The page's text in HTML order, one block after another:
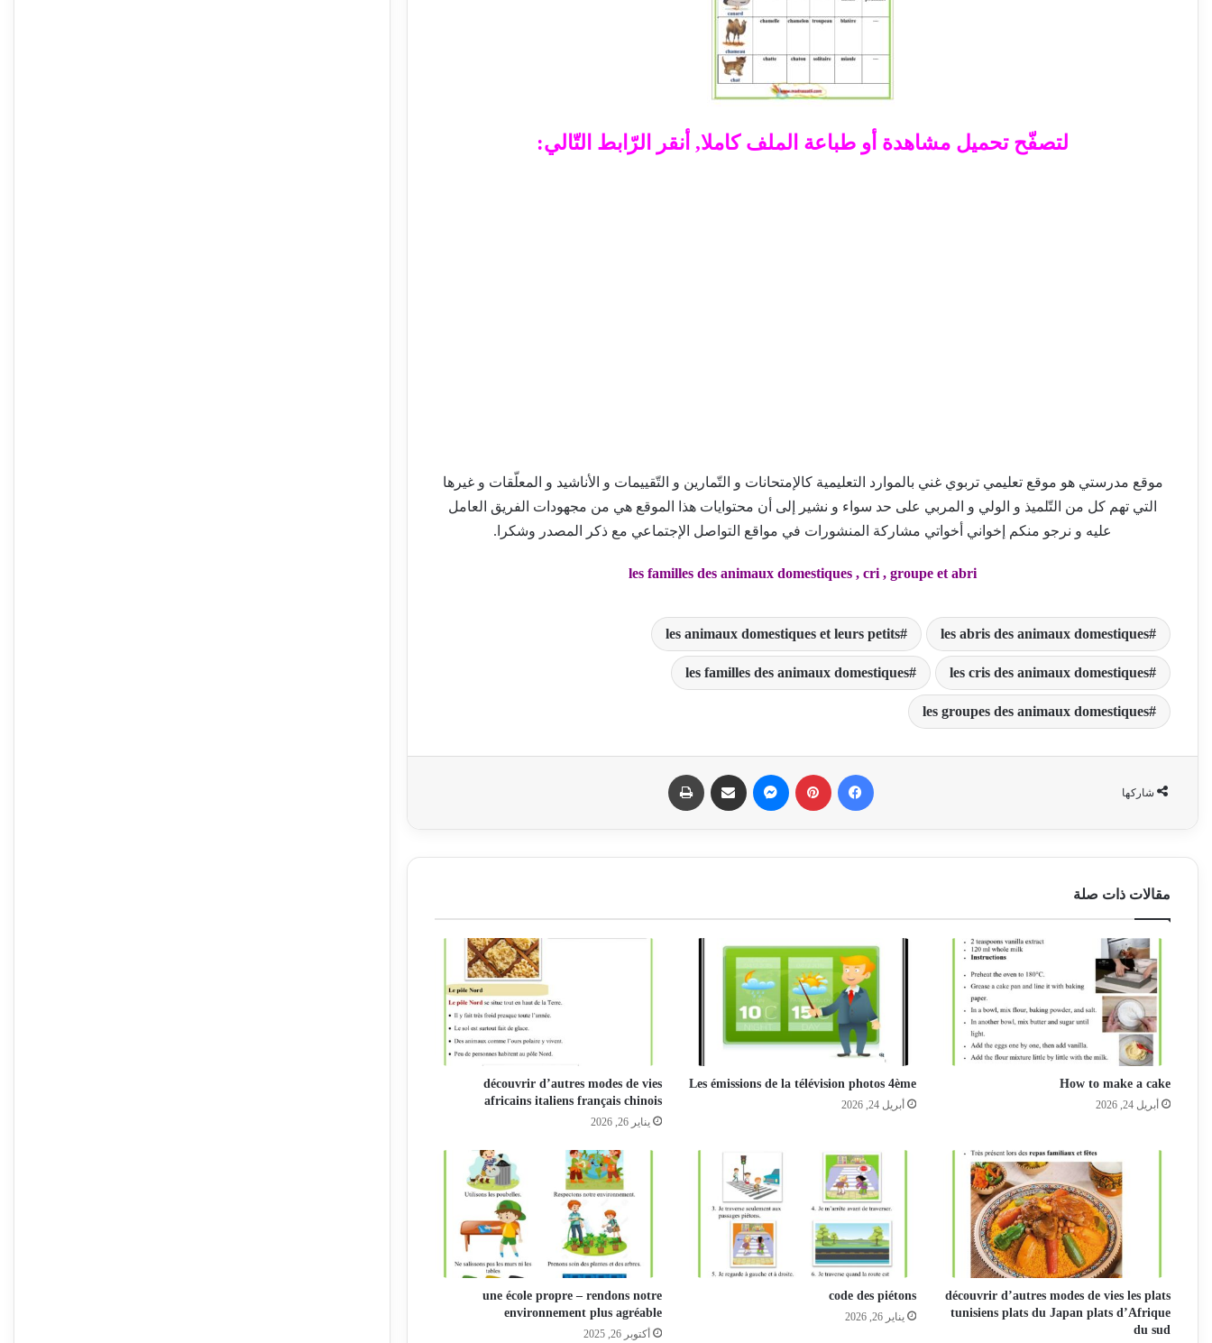
لتصفّح تحميل مشاهدة أو طباعة الملف كاملا, أنقر الرّابط التّالي:
موقع مدرستي هو موقع تعليمي تربوي غني بالموارد التعليمية كالإمتحانات و التّمارين و التّقييمات و الأناشيد و المعلّقات و غيرها
التي تهم كل من التّلميذ و الولي و المربي على حد سواء و نشير إلى أن محتوايات هذا الموقع هي من مجهودات الفريق العامل
عليه و نرجو منكم إخواني أخواتي مشاركة المنشورات في مواقع التواصل الإجتماعي مع ذكر المصدر وشكرا.
les familles des animaux domestiques , cri , groupe et abri
les abris des animaux domestiques
les animaux domestiques et leurs petits
les cris des animaux domestiques
les familles des animaux domestiques
les groupes des animaux domestiques
شاركها
مقالات ذات صلة
How to make a cake
أبريل 24, 2026
Les émissions de la télévision photos 4ème
أبريل 24, 2026
découvrir d’autres modes de vies
africains italiens français chinois
يناير 26, 2026
découvrir d’autres modes de vies les plats
tunisiens plats du Japan plats d’Afrique
du sud
code des piétons
يناير 26, 2026
une école propre – rendons notre
environnement plus agréable
أكتوبر 26, 2025